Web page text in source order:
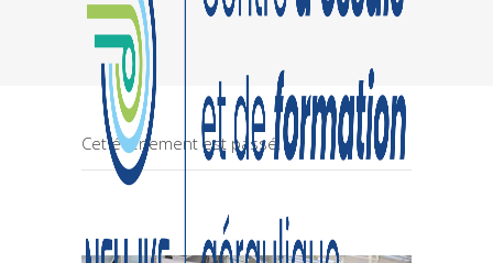
Cet évènement est passé.